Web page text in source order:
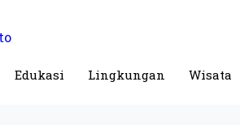
Edukasi Lingkungan Wisata